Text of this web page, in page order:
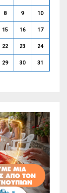
8 9 10
15 16 17
22 23 24
29 30 31